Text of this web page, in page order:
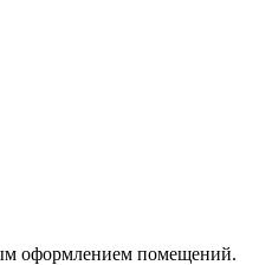
оформлением помещений.